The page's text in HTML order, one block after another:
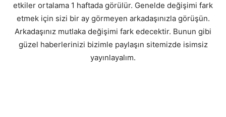
etkiler ortalama 1 haftada görülür. Genelde değişimi fark
etmek için sizi bir ay görmeyen arkadaşınızla görüşün.
Arkadaşınız mutlaka değişimi fark edecektir. Bunun gibi
güzel haberlerinizi bizimle paylaşın sitemizde isimsiz
yayınlayalım.